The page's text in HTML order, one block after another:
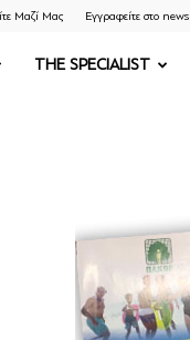
Μαζί Μας Εγγραφείτε στο
THE SPECIALIST